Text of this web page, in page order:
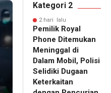
Kategori 2
2 hari lalu
Pemilik Royal
Phone Ditemukan
Meninggal di
Dalam Mobil, Polisi
Selidiki Dugaan
Keterkaitan